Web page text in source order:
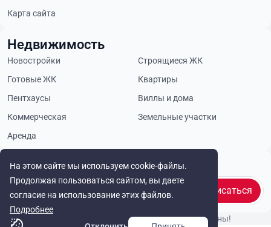
На этом сайте мы используем cookie-файлы.
Продолжая пользоваться сайтом, вы даете
согласие на использование этих файлов.
Подробнее
Будьте в курсе
Подписаться
Карта сайта
Недвижимость
Новостройки
Строящиеся ЖК
Готовые ЖК
Квартиры
Пентхаусы
Виллы и дома
Коммерческая
Земельные участки
Аренда
© Cyprus Realestate 2026. Все права защищены!